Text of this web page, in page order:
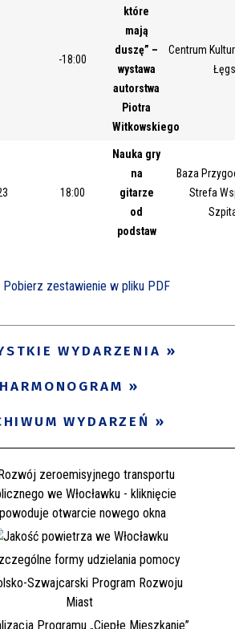
-18:00
które
mają
duszę” –
wystawa
autorstwa
Piotra
Witkowskiego
Centrum Kultury
18:00
Nauka gry
na
gitarze
od
podstaw
Baza
Strefa
Pobierz zestawienie w pliku PDF
WYDARZENIA
HARMONOGRAM
WYDARZEŃ